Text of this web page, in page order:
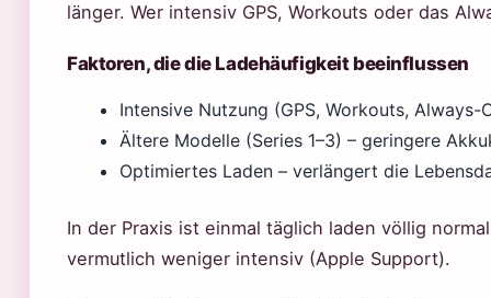
länger. Wer intensiv GPS, Workouts oder das
Faktoren, die die Ladehäufigkeit beeinflussen
Intensive Nutzung (GPS, Workouts,
Ältere Modelle (Series 1–3) – geringere
Optimiertes Laden – verlängert die
In der Praxis ist einmal täglich laden völlig
vermutlich weniger intensiv (Apple Support).